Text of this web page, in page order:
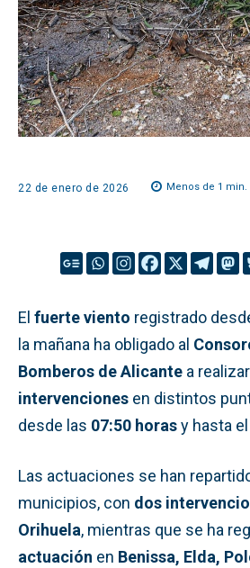
22 de enero de 2026 Menos de 1 min.
El fuerte viento registrado
la mañana ha obligado al
Bomberos de Alicante a realizar
intervenciones en distintos
desde las 07:50 horasy hasta
Las actuaciones se han
municipios, con dos
Orihuela, mientras que se ha
actuación en Benissa, Elda,